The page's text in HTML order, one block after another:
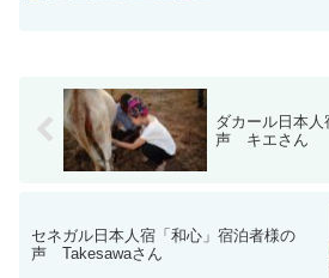
ダカール日本
声 キエさん
セネガル日本人宿「和心」宿泊者様の
声 Takesawaさん